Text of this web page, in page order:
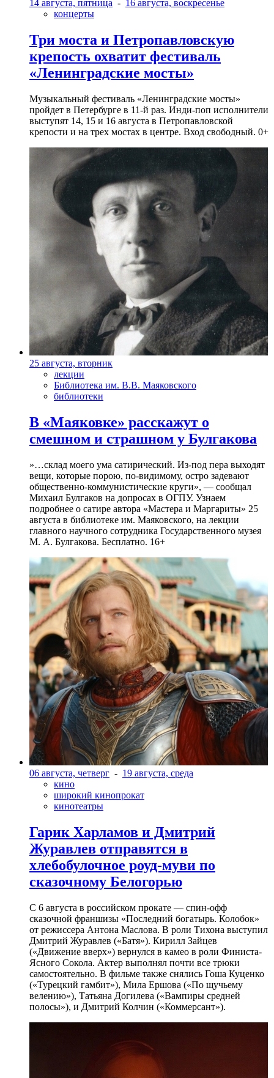
14 августа, пятница - 16 августа, воскресенье
концерты
Три моста и Петропавловскую
крепость охватит фестиваль
«Ленинградские мосты»
Музыкальный фестиваль «Ленинградские мосты»
пройдет в Петербурге в 11-й раз. Инди-поп исполнители
выступят 14, 15 и 16 августа в Петропавловской
крепости и на трех мостах в центре. Вход свободный. 0+
25 августа, вторник
лекции
Библиотека им. В.В. Маяковского
библиотеки
В «Маяковке» расскажут о
смешном и страшном у Булгакова
»…склад моего ума сатирический. Из-под пера выходят
вещи, которые порою, по-видимому, остро задевают
общественно-коммунистические круги», — сообщал
Михаил Булгаков на допросах в ОГПУ. Узнаем
подробнее о сатире автора «Мастера и Маргариты» 25
августа в библиотеке им. Маяковского, на лекции
главного научного сотрудника Государственного музея
М. А. Булгакова. Бесплатно. 16+
06 августа, четверг - 19 августа, среда
кино
широкий кинопрокат
кинотеатры
Гарик Харламов и Дмитрий
Журавлев отправятся в
хлебобулочное роуд-муви по
сказочному Белогорью
С 6 августа в российском прокате — спин-офф
сказочной франшизы «Последний богатырь. Колобок»
от режиссера Антона Маслова. В роли Тихона выступил
Дмитрий Журавлев («Батя»). Кирилл Зайцев
(«Движение вверх») вернулся в камео в роли Финиста-
Ясного Сокола. Актер выполнял почти все трюки
самостоятельно. В фильме также снялись Гоша Куценко
(«Турецкий гамбит»), Мила Ершова («По щучьему
велению»), Татьяна Догилева («Вампиры средней
полосы»), и Дмитрий Колчин («Коммерсант»).